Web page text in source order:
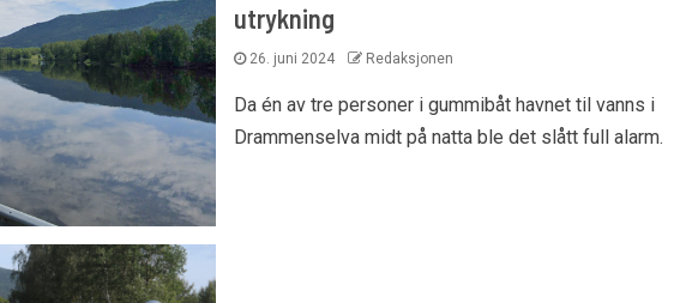
utrykning
26. juni 2024 Redaksjonen
Da én av tre personer i gummibåt havnet til vanns i
Drammenselva midt på natta ble det slått full alarm.